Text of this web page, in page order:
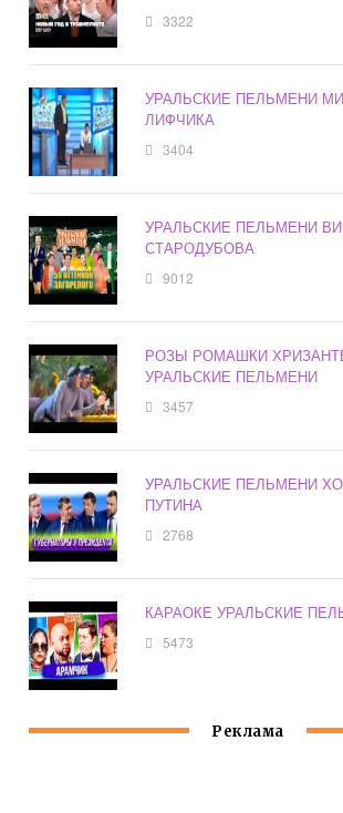
3322
УРАЛЬСКИЕ ПЕЛЬМЕНИ
ЛИФЧИКА
3404
УРАЛЬСКИЕ ПЕЛЬМЕНИ
СТАРОДУБОВА
9012
РОЗЫ РОМАШКИ
УРАЛЬСКИЕ ПЕЛЬМЕНИ
3457
УРАЛЬСКИЕ ПЕЛЬМЕНИ
ПУТИНА
2768
КАРАОКЕ УРАЛЬСКИЕ
5473
Реклама